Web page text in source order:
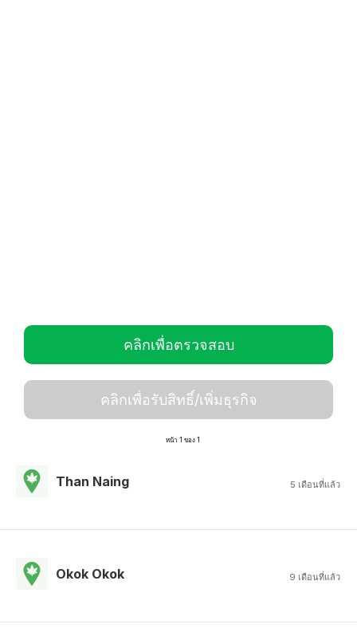
คลิกเพื่อตรวจสอบ
คลิกเพื่อรับสิทธิ์/เพิ่มธุรกิจ
หน้า 1 ของ 1
Than Naing 5 เดือนที่แล้ว
Okok Okok 9 เดือนที่แล้ว